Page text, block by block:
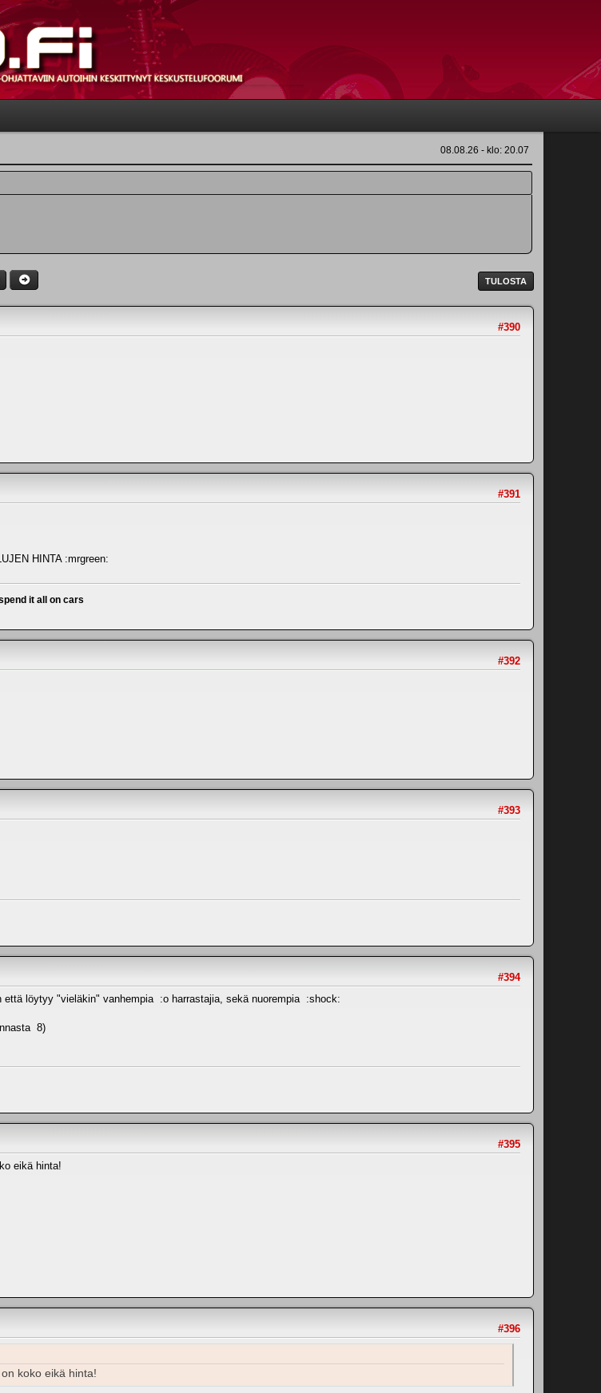
08.08.26 - klo: 20.07
TULOSTA
#390
#391
HINTA :mrgreen:
it all on cars
#392
#393
#394
löytyy "vieläkin" vanhempia :o harrastajia, sekä nuorempia :shock:
8)
#395
eikä hinta!
#396
koko eikä hinta!